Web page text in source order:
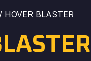
/ HOVER BLASTER